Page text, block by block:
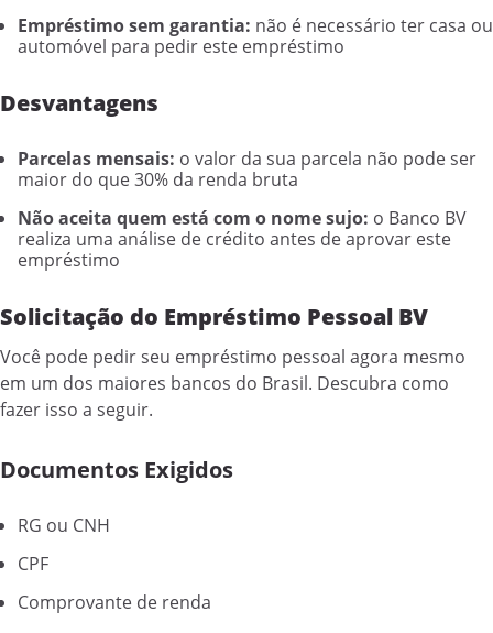
Empréstimo sem garantia: não é necessário ter casa ou
automóvel para pedir este empréstimo
Desvantagens
Parcelas mensais: o valor da sua parcela não pode ser
maior do que 30% da renda bruta
Não aceita quem está com o nome sujo: o Banco BV
realiza uma análise de crédito antes de aprovar este
empréstimo
Solicitação do Empréstimo Pessoal BV
Você pode pedir seu empréstimo pessoal agora mesmo
em um dos maiores bancos do Brasil. Descubra como
fazer isso a seguir.
Documentos Exigidos
RG ou CNH
CPF
Comprovante de renda